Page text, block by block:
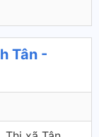
Tân -